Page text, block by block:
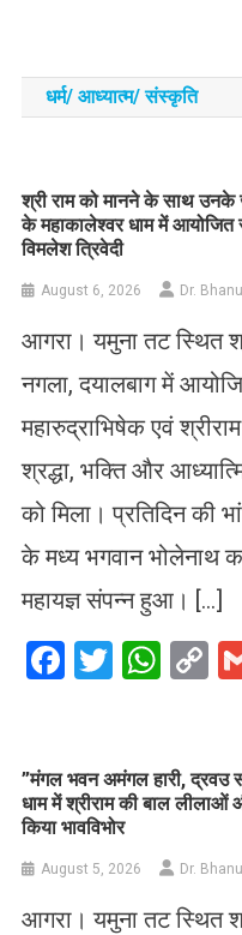
धर्म/ आध्‍यात्‍म/ संस्‍कृति
​श्री राम को मानने के साथ उनके
के महाकालेश्वर धाम में
विमलेश त्रिवेदी
August 6, 2026 Dr.
आगरा। यमुना तट स्थित
नगला, दयालबाग में
महारुद्राभिषेक एवं
श्रद्धा, भक्ति और
को मिला। प्रतिदिन की
के मध्य भगवान भोलेनाथ
महायज्ञ संपन्न हुआ। […]
Facebook
Twitter
​”मंगल भवन अमंगल हारी, द्रवउ
धाम में श्रीराम की बाल लीलाओं
किया भावविभोर
August 5, 2026 Dr.
आगरा। यमुना तट स्थित